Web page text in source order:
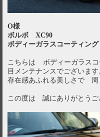
O様
ボルボ XC90
ボディーガラスコーティン
こちらは ボディーガラスコ
目メンテナンスでございます
存在感あふれる美しさで 周
この度は 誠にありがとうご